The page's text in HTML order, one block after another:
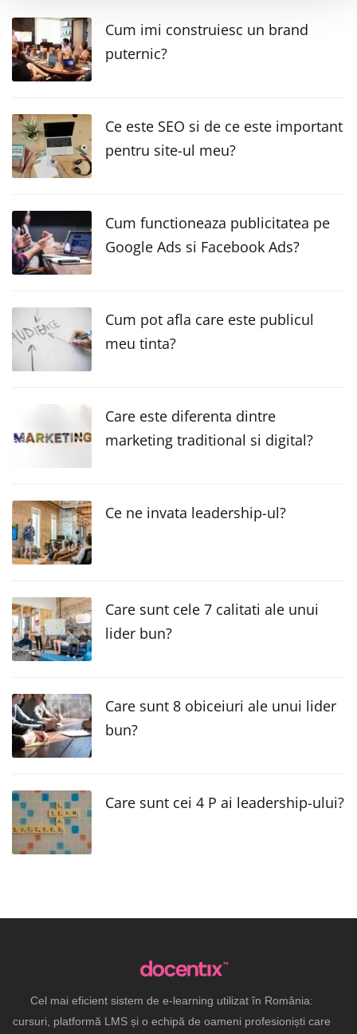
Cum imi construiesc un brand
puternic?
Ce este SEO si de ce este important
pentru site-ul meu?
Cum functioneaza publicitatea pe
Google Ads si Facebook Ads?
Cum pot afla care este publicul
meu tinta?
Care este diferenta dintre
marketing traditional si digital?
Ce ne invata leadership-ul?
Care sunt cele 7 calitati ale unui
lider bun?
Care sunt 8 obiceiuri ale unui lider
bun?
Care sunt cei 4 P ai leadership-ului?
Cel mai eficient sistem de e-learning utilizat în România:
cursuri, platformă LMS și o echipă de oameni profesioniști care